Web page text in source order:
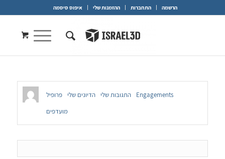
הרשמה התחברות ההזמנות שלי איפוס סיסמה
פרופיל הדיונים שלי התגובות שלי
Engagements
מועדפים